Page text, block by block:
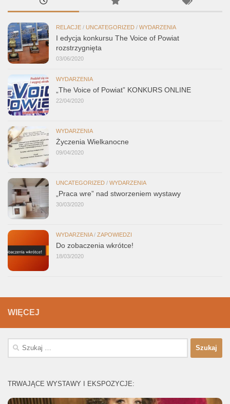
RELACJE / UNCATEGORIZED / WYDARZENIA
I edycja konkursu The Voice of Powiat
rozstrzygnięta
03/06/2020
WYDARZENIA
„The Voice of Powiat” KONKURS ONLINE
22/04/2020
WYDARZENIA
Życzenia Wielkanocne
09/04/2020
UNCATEGORIZED / WYDARZENIA
„Praca wre” nad stworzeniem wystawy
30/03/2020
WYDARZENIA/ ZAPOWIEDZI
Do zobaczenia wkrótce!
18/03/2020
WIĘCEJ
Szukaj:
TRWAJĄCE WYSTAWY I EKSPOZYCJE: